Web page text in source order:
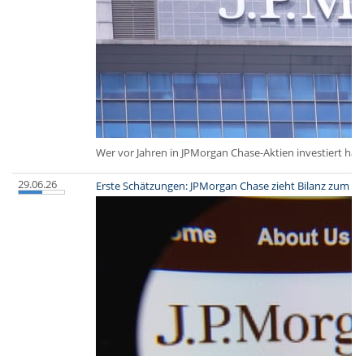
Wer vor Jahren in JPMorgan Chase-Aktien investiert
29.06.26 Erste Schätzungen: JPMorgan Chase zieht Bilanz zum